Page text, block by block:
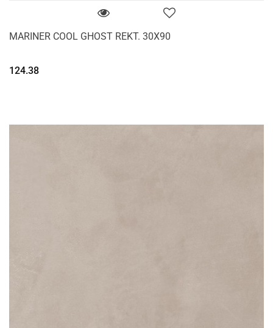
MARINER COOL GHOST REKT. 30X90
124.38